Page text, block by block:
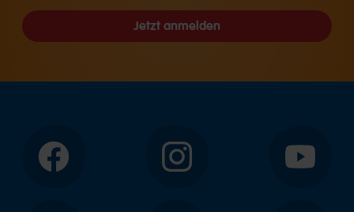
Jetzt anmelden
Facebook Instagram YouTube